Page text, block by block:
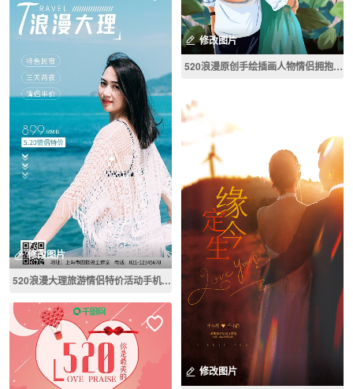
修改图片
520浪漫大理旅游情侣特价活动手机海报
修改图片
520浪漫原创手绘插画人物情侣拥抱海报
修改图片